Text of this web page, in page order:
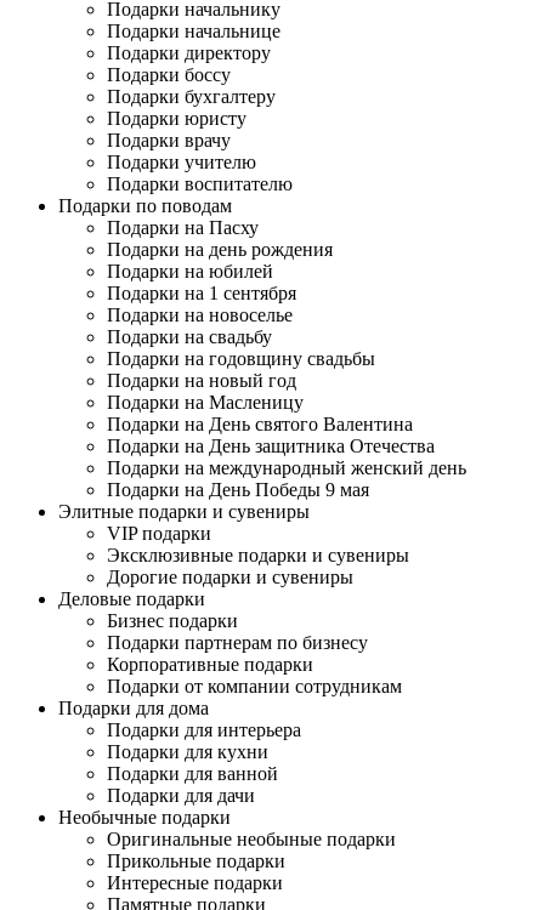
Подарки начальнику
Подарки начальнице
Подарки директору
Подарки боссу
Подарки бухгалтеру
Подарки юристу
Подарки врачу
Подарки учителю
Подарки воспитателю
Подарки по поводам
Подарки на Пасху
Подарки на день рождения
Подарки на юбилей
Подарки на 1 сентября
Подарки на новоселье
Подарки на свадьбу
Подарки на годовщину свадьбы
Подарки на новый год
Подарки на Масленицу
Подарки на День святого Валентина
Подарки на День защитника Отечества
Подарки на международный женский день
Подарки на День Победы 9 мая
Элитные подарки и сувениры
VIP подарки
Эксклюзивные подарки и сувениры
Дорогие подарки и сувениры
Деловые подарки
Бизнес подарки
Подарки партнерам по бизнесу
Корпоративные подарки
Подарки от компании сотрудникам
Подарки для дома
Подарки для интерьера
Подарки для кухни
Подарки для ванной
Подарки для дачи
Необычные подарки
Оригинальные необыные подарки
Прикольные подарки
Интересные подарки
Памятные подарки